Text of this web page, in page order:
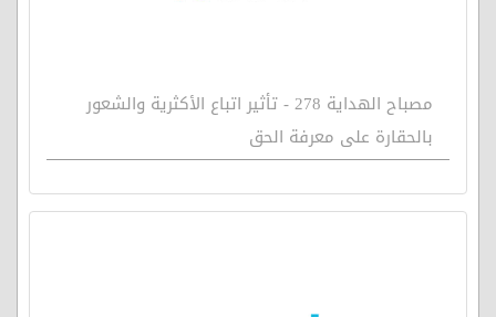
مصباح الهداية 278 - تأثير اتباع الأكثرية والشعور
بالحقارة على معرفة الحق